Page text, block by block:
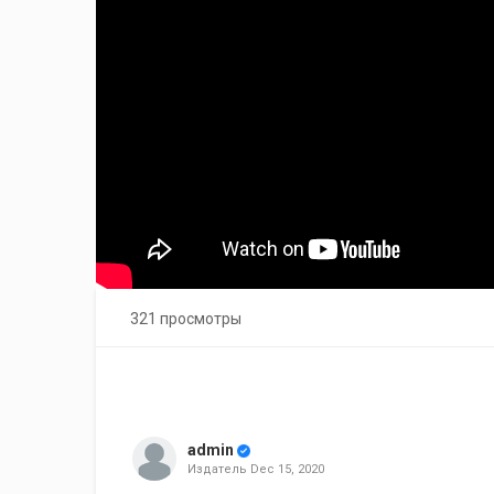
321 просмотры
admin
Издатель Dec 15, 2020